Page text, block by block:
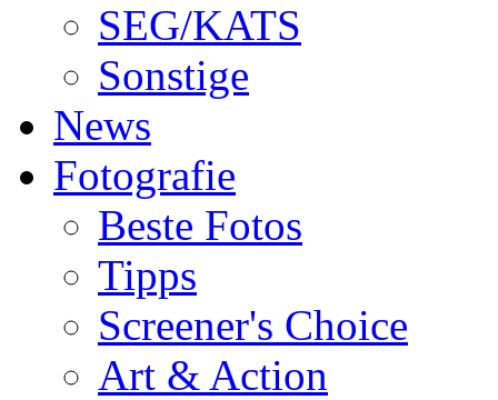
SEG/KATS
Sonstige
News
Fotografie
Beste Fotos
Tipps
Screener's Choice
Art & Action